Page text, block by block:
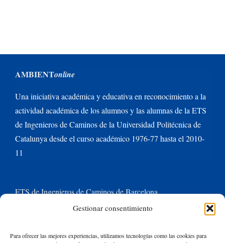
Gestionar consentimiento
Para ofrecer las mejores experiencias, utilizamos tecnologías como las cookies para
AMBIENTonline
Una iniciativa académica y educativa en reconocimiento a la
actividad académica de los alumnos y las alumnas de la ETS
de Ingenieros de Caminos de la Universidad Politécnica de
Catalunya desde el curso académico 1976-77 hasta el 2010-
11
ETS de Ingenieros de Caminos de Barcelona
Universitat Politècnica de Catalunya BarcelonaTech